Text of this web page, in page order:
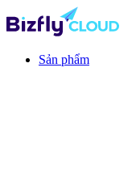
Sản phẩm